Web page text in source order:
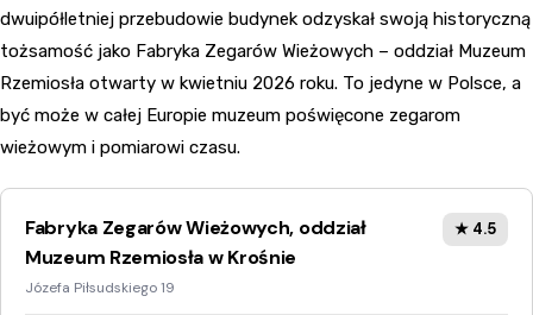
dwuipółletniej przebudowie budynek odzyskał swoją historyczną
tożsamość jako Fabryka Zegarów Wieżowych – oddział Muzeum
Rzemiosła otwarty w kwietniu 2026 roku. To jedyne w Polsce, a
być może w całej Europie muzeum poświęcone zegarom
wieżowym i pomiarowi czasu.
Fabryka Zegarów Wieżowych, oddział
Muzeum Rzemiosła w Krośnie
Józefa Piłsudskiego 19
★ 4.5